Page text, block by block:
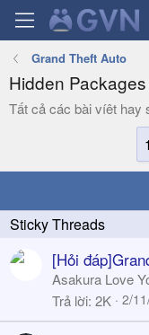
Grand Theft Auto
Hidden Packages
Tất cả các bài víêt hay
1
[Hỏi
Asakura Love
Trả lời 2K 2/